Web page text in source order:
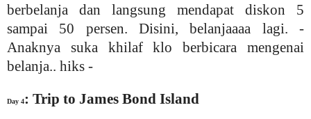
berbelanja dan langsung mendapat diskon 5
sampai 50 persen. Disini, belanjaaaa lagi. -
Anaknya suka khilaf klo berbicara mengenai
belanja.. hiks -
Day 4: Trip to James Bond Island